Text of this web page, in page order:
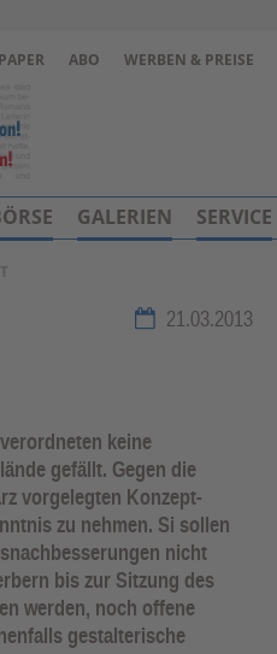
ABO WERBEN & PREISE
21.03.2013
keine
gefällt. Gegen die
vorgelegten Konzept-
zu nehmen. Si sollen
nicht
bis zur Sitzung des
werden, noch offene
gestalterische
GALERIEN SERVICE